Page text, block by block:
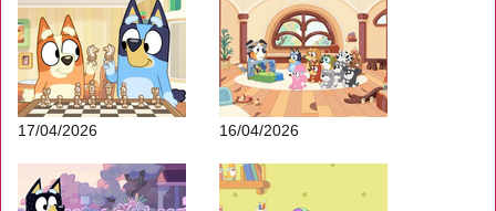
17/04/2026 16/04/2026